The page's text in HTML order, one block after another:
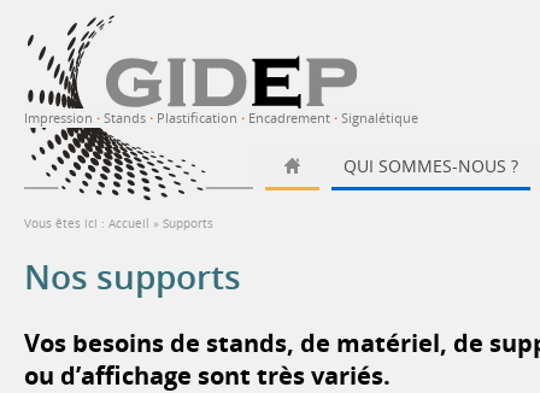
Impression · Stands · Plastification · Encadrement · Signalétique
QUI SOMMES-NOUS ?
Vous êtes ici : Accueil » Supports
Nos supports
Vos besoins de stands, de matériel, de
ou d’affichage sont très variés.